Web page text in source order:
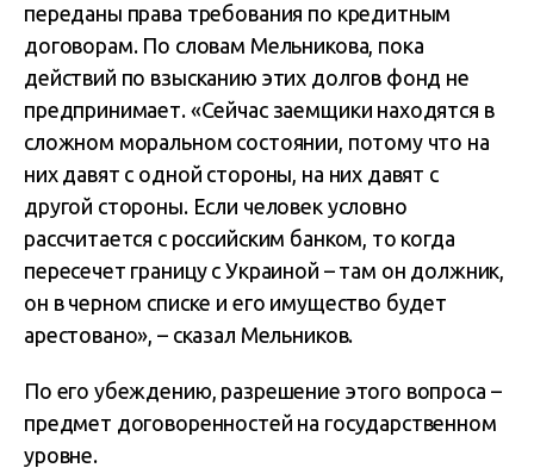
переданы права требования по кредитным
договорам. По словам Мельникова, пока
действий по взысканию этих долгов фонд не
предпринимает. «Сейчас заемщики находятся в
сложном моральном состоянии, потому что на
них давят с одной стороны, на них давят с
другой стороны. Если человек условно
рассчитается с российским банком, то когда
пересечет границу с Украиной – там он должник,
он в черном списке и его имущество будет
арестовано», – сказал Мельников.
По его убеждению, разрешение этого вопроса –
предмет договоренностей на государственном
уровне.